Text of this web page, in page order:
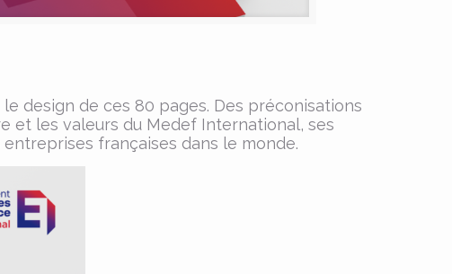
design de ces 80 pages. Des préconisations
et les valeurs du Medef International, ses
françaises dans le monde.